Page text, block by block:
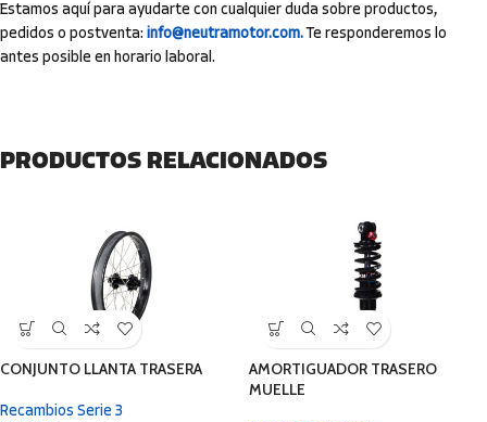
Estamos aquí para ayudarte con cualquier duda sobre productos,
pedidos o postventa: info@neutramotor.com.Te responderemos lo
antes posible en horario laboral.
PRODUCTOS RELACIONADOS
CONJUNTO LLANTA TRASERA
Recambios Serie 3
AMORTIGUADOR TRASERO
MUELLE